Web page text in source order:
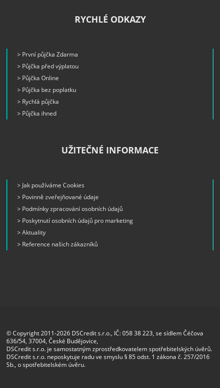
RYCHLÉ ODKAZY
> První půjčka Zdarma
> Půjčka před výplatou
> Půjčka Online
> Půjčka bez poplatku
> Rychlá půjčka
> Půjčka ihned
UŽITEČNÉ INFORMACE
> Jak používáme Cookies
> Povinně zveřejňované údaje
> Podmínky zpracování osobních údajů
> Poskytnutí osobních údajů pro marketing
> Aktuality
> Reference našich zákazníků
© Copyright 2011-2026 DSCredit s.r.o., IČ: 058 38 223, se sídlem Čéčova
636/54, 37004, České Budějovice,
DSCredit s.r.o. je samostatným zprostředkovatelem spotřebitelských úvěrů.
DSCredit s.r.o. neposkytuje radu ve smyslu § 85 odst. 1 zákona č. 257/2016
Sb., o spotřebitelském úvěru.